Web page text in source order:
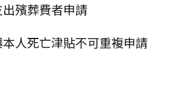
殯葬費者申請
人死亡津貼不可重複申請